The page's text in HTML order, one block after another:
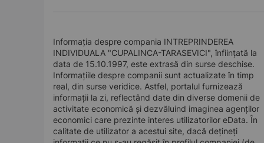
Informația despre compania INTREPRINDEREA
INDIVIDUALA "CUPALINCA-TARASEVICI", înființată la
data de 15.10.1997, este extrasă din surse deschise.
Informațiile despre companii sunt actualizate în timp
real, din surse veridice. Astfel, portalul furnizează
informații la zi, reflectând date din diverse domenii de
activitate economică și dezvăluind imaginea agenților
economici care prezinte interes utilizatorilor eData. În
calitate de utilizator a acestui site, dacă dețineți